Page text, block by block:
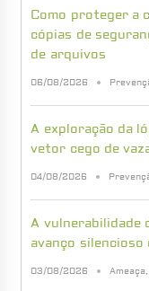
Como proteger a
cópias de
de arquivos
06/08/2026
A exploração da
vetor cego de
04/08/2026
A vulnerabilidade
avanço silencioso
03/08/2026 Ameaça,